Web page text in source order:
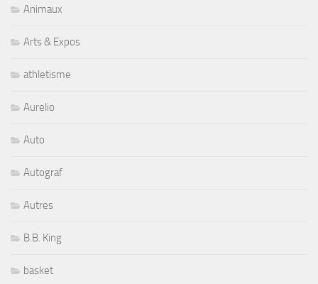
Animaux
Arts & Expos
athletisme
Aurelio
Auto
Autograf
Autres
B.B. King
basket